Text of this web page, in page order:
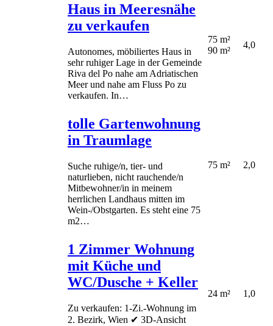
Haus in Meeresnähe
zu verkaufen
Autonomes, möbiliertes Haus in
sehr ruhiger Lage in der Gemeinde
Riva del Po nahe am Adriatischen
Meer und nahe am Fluss Po zu
verkaufen. In…
75 m²
90 m²
4,0
tolle Gartenwohnung
in Traumlage
Suche ruhige/n, tier- und
naturlieben, nicht rauchende/n
Mitbewohner/in in meinem
herrlichen Landhaus mitten im
Wein-/Obstgarten. Es steht eine 75
m2…
75 m² 2,0
1 Zimmer Wohnung
mit Küche und
WC/Dusche + Keller
Zu verkaufen: 1-Zi.-Wohnung im
2. Bezirk, Wien ✔ 3D-Ansicht
24 m² 1,0